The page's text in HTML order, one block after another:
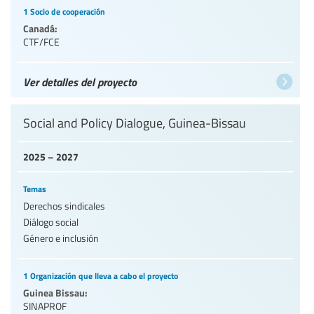
1 Socio de cooperación
Canadá:
CTF/FCE
Ver detalles del proyecto
2025 – 2027
Social and Policy Dialogue, Guinea-Bissau
Temas
Derechos sindicales
Diálogo social
Género e inclusión
1 Organización que lleva a cabo el proyecto
Guinea Bissau:
SINAPROF